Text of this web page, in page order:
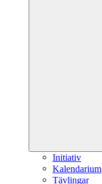
Initiativ
Kalendarium
Tävlingar